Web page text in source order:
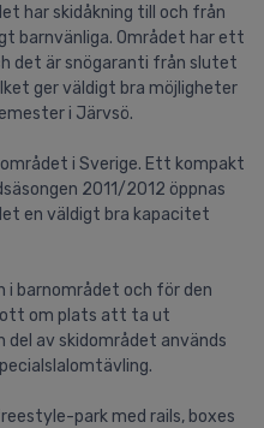
har skidåkning till och från
barnvänliga. Området har ett
det är snögaranti från slutet
ger väldigt bra möjligheter
i Järvsö.
i Sverige. Ett kompakt
2011/2012 öppnas
en väldigt bra kapacitet
i barnområdet och för den
om plats att ta ut
del av skidområdet används
park med rails, boxes